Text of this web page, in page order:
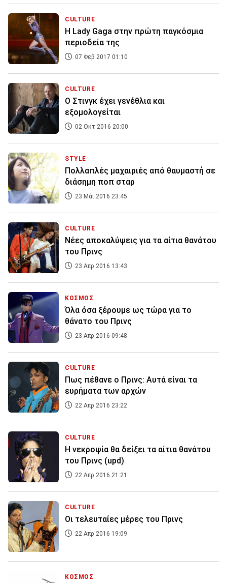
CULTURE
Η Lady Gaga στην πρώτη παγκόσμια
περιοδεία της
07 Φεβ 2017 01:10
CULTURE
Ο Στινγκ έχει γενέθλια και
εξομολογείται
02 Οκτ 2016 20:00
STYLE
Πολλαπλές μαχαιριές από θαυμαστή σε
διάσημη ποπ σταρ
23 Μάι 2016 23:45
CULTURE
Νέες αποκαλύψεις για τα αίτια θανάτου
του Πρινς
23 Απρ 2016 13:43
ΚΟΣΜΟΣ
Όλα όσα ξέρουμε ως τώρα για το
θάνατο του Πρινς
23 Απρ 2016 09:48
CULTURE
Πως πέθανε ο Πρινς: Αυτά είναι τα
ευρήματα των αρχών
22 Απρ 2016 23:22
CULTURE
Η νεκροψία θα δείξει τα αίτια θανάτου
του Πρινς (upd)
22 Απρ 2016 21:21
CULTURE
Οι τελευταίες μέρες του Πρινς
22 Απρ 2016 19:09
ΚΟΣΜΟΣ